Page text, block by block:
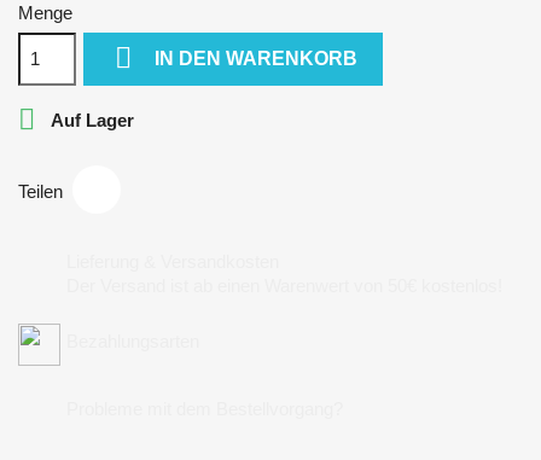
Menge
 IN DEN WARENKORB
 Auf Lager
Teilen